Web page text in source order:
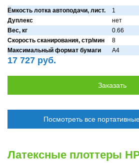
Ёмкость лотка автоподачи, лист.
1
Дуплекс
нет
Вес, кг
0.66
Скорость сканирования, стр/мин
8
Максимальный формат бумаги
A4
17 727 руб.
Посмотреть все
Латексные плоттеры